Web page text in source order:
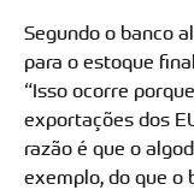
Segundo o banco
para o estoque
“Isso ocorre
exportações dos
razão é que o
exemplo, do que o